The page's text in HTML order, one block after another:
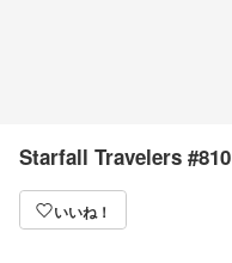
Starfall Travelers #810
いいね！